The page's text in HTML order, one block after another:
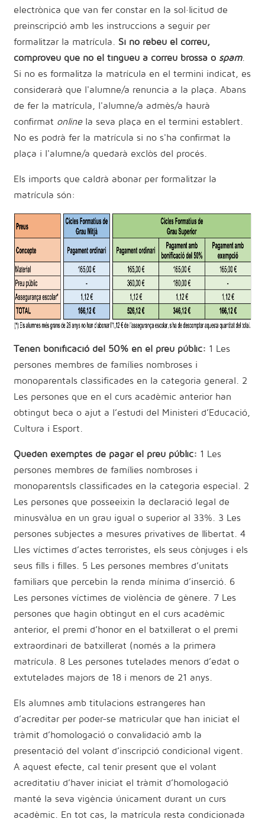
electrònica que van fer constar en la sol·licitud de
preinscripció amb les instruccions a seguir per
formalitzar la matrícula. Si no rebeu el correu,
comproveu que no el tingueu a correu brossa o spam.
Si no es formalitza la matrícula en el termini indicat, es
considerarà que l'alumne/a renuncia a la plaça. Abans
de fer la matrícula, l'alumne/a admès/a haurà
confirmat onlinela seva plaça en el termini establert.
No es podrà fer la matrícula si no s'ha confirmat la
plaça i l'alumne/a quedarà exclòs del procés.
Els imports que caldrà abonar per formalitzar la
matrícula són:
Tenen bonificació del 50% en el preu públic: 1 Les
persones membres de famílies nombroses i
monoparentals classificades en la categoria general. 2
Les persones que en el curs acadèmic anterior han
obtingut beca o ajut a l’estudi del Ministeri d’Educació,
Cultura i Esport.
Queden exemptes de pagar el preu públic: 1 Les
persones membres de famílies nombroses i
monoparentsls classificades en la categoria especial. 2
Les persones que posseeixin la declaració legal de
minusvàlua en un grau igual o superior al 33%. 3 Les
persones subjectes a mesures privatives de llibertat. 4
Lles víctimes d’actes terroristes, els seus cònjuges i els
seus fills i filles. 5 Les persones membres d’unitats
familiars que percebin la renda mínima d’inserció. 6
Les persones víctimes de violència de gènere. 7 Les
persones que hagin obtingut en el curs acadèmic
anterior, el premi d’honor en el batxillerat o el premi
extraordinari de batxillerat (només a la primera
matrícula. 8 Les persones tutelades menors d’edat o
extutelades majors de 18 i menors de 21 anys.
Els alumnes amb titulacions estrangeres han
d’acreditar per poder-se matricular que han iniciat el
tràmit d’homologació o convalidació amb la
presentació del volant d’inscripció condicional vigent.
A aquest efecte, cal tenir present que el volant
acreditatiu d’haver iniciat el tràmit d’homologació
manté la seva vigència únicament durant un curs
acadèmic. En tot cas, la matrícula resta condicionada